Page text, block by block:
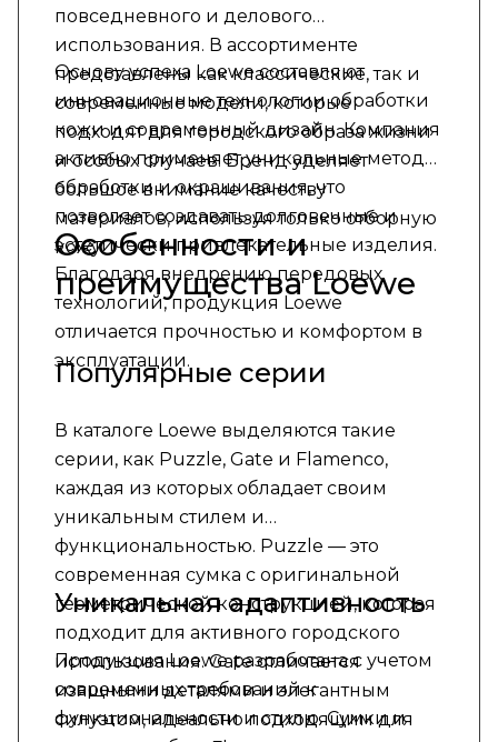
повседневного и делового
использования. В ассортименте
представлены как классические, так и
современные модели, которые
подходят для городского образа жизни
и особых случаев. Бренд уделяет
большое внимание качеству
материалов, используя только отборную
кожу.
Основу успеха Loewe составляют
инновационные технологии обработки
кожи и современный дизайн. Компания
активно применяет уникальные методы
обработки и окрашивания, что
позволяет создавать долговечные и
эстетически привлекательные изделия.
Благодаря внедрению передовых
технологий, продукция Loewe
отличается прочностью и комфортом в
эксплуатации.
Особенности и
преимущества Loewe
Популярные серии
В каталоге Loewe выделяются такие
серии, как Puzzle, Gate и Flamenco,
каждая из которых обладает своим
уникальным стилем и
функциональностью. Puzzle — это
современная сумка с оригинальной
геометрической конструкцией, которая
подходит для активного городского
использования. Gate отличается
изящными деталями и элегантным
силуэтом, идеально подходящим для
Уникальная адаптивность
Продукция Loewe разработана с учетом
современных требований к
функциональности и стилю. Сумки и